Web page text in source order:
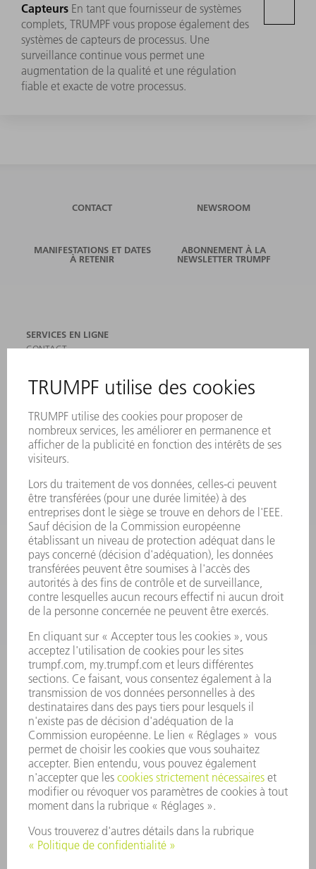
Capteurs En tant que fournisseur de systèmes
complets, TRUMPF vous propose également des
systèmes de capteurs de processus. Une
surveillance continue vous permet une
augmentation de la qualité et une régulation
fiable et exacte de votre processus.
CONTACT NEWSROOM
MANIFESTATIONS ET DATES
À RETENIR
ABONNEMENT À LA
NEWSLETTER TRUMPF
SERVICES EN LIGNE
CONTACT
MANIFESTATIONS ET DATES À RETENIR
INSCRIPTION À LA NEWSLETTER
PRODUITS
MACHINES & SYSTÈMES
LASER
ELECTRONIQUE DE PUISSANCE
SMART FACTORY
LOGICIEL
SERVICES
APPLICATIONS
SECTEURS D'ACTIVITÉ
ENTREPRISE
CARRIÈRE
OFFRES D'EMPLOI
PROFIL DE L'ENTREPRISE
CONSEIL D'ADMINISTRATION
RAPPORT ANNUEL
PRINCIPES FONDAMENTAUX DE L'ENTREPRISE
CONFORMITÉ
SYSTÈME D'ALERTE
SÉCURITÉ
COMMUNIQUÉS DE PRESSE
MAGAZINE
DURABILITÉ
ENVIRONNEMENT ET CLIMAT
SOCIAL ET SOCIÉTÉ
GESTION D'ENTREPRISE